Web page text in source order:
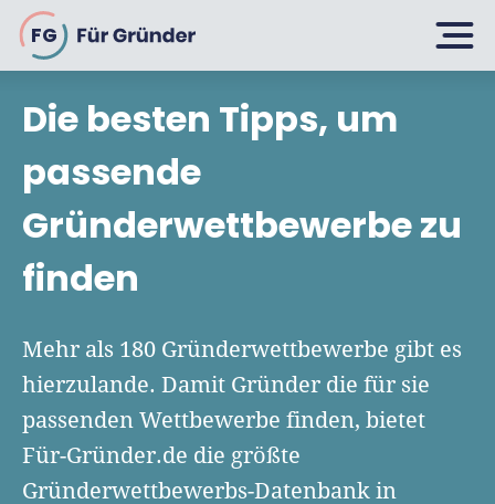
FG
Planen
Selbstständig machen
Über 500 Geschäftsideen
Geschäftsmodell entwickeln
Businessplan schreiben
Businessplan-Vorlage & Muster
Gründen
Firma gründen: 10 Tipps
Rechtsform wählen
UG gründen
GmbH gründen
Wachsen
6 Tipps zum Start
Fördermittelcheck machen
Finanzieren
Die besten Tipps, um
passende
Gründerwettbewerbe zu
finden
Mehr als 180 Gründerwettbewerbe gibt es
hierzulande. Damit Gründer die für sie
passenden Wettbewerbe finden, bietet
Für-Gründer.de die größte
Gründerwettbewerbs-Datenbank in